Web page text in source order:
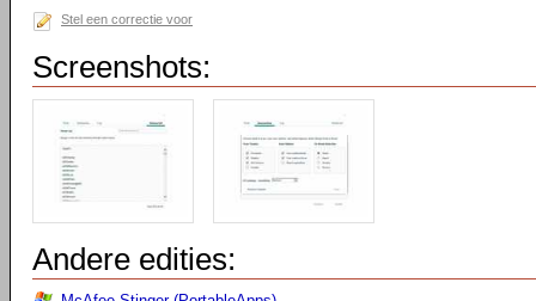
Stel een correctie voor
Screenshots:
Andere edities: